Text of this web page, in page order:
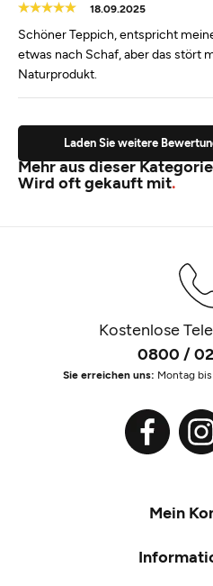
18.09.2025
Schöner Teppich, entspricht
etwas nach Schaf, aber das stört
Naturprodukt.
Laden Sie weitere
Mehr aus dieser Kategorie
Wird oft gekauft mit
Kostenlose
0800 /
Sie erreichen uns: Montag
Mein